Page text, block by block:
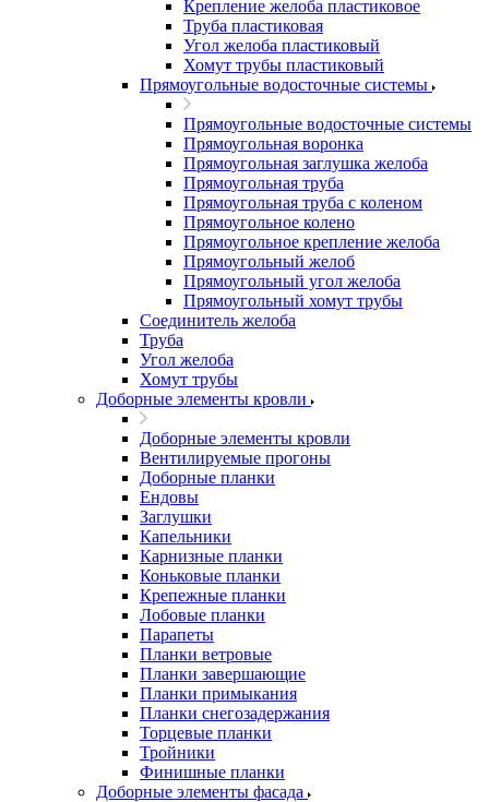
Крепление желоба пластиковое
Труба пластиковая
Угол желоба пластиковый
Хомут трубы пластиковый
Прямоугольные водосточные системы
Прямоугольные водосточные системы
Прямоугольная воронка
Прямоугольная заглушка желоба
Прямоугольная труба
Прямоугольная труба c коленом
Прямоугольное колено
Прямоугольное крепление желоба
Прямоугольный желоб
Прямоугольный угол желоба
Прямоугольный хомут трубы
Соединитель желоба
Труба
Угол желоба
Хомут трубы
Доборные элементы кровли
Доборные элементы кровли
Вентилируемые прогоны
Доборные планки
Ендовы
Заглушки
Капельники
Карнизные планки
Коньковые планки
Крепежные планки
Лобовые планки
Парапеты
Планки ветровые
Планки завершающие
Планки примыкания
Планки снегозадержания
Торцевые планки
Тройники
Финишные планки
Доборные элементы фасада